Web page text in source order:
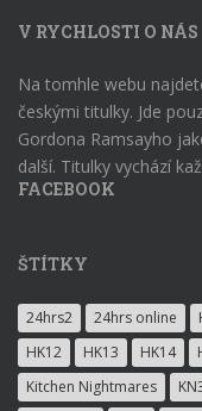
V RYCHLOSTI O NÁS
Na tomhle webu
českými titulky. Jde
Gordona Ramsayho
další. Titulky vychází
FACEBOOK
ŠTÍTKY
24hrs2 24hrs online
HK12
HK13 HK14
Kitchen Nightmares